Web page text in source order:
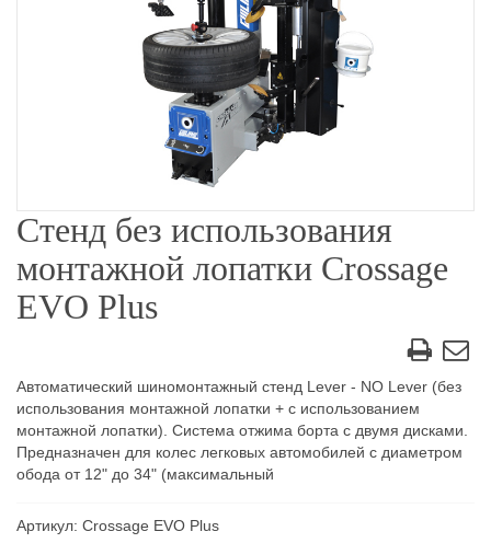
Стенд без использования
монтажной лопатки Crossage
EVO Plus
Автоматический шиномонтажный стенд Lever - NO Lever (без
использования монтажной лопатки + с использованием
монтажной лопатки). Система отжима борта с двумя дисками.
Предназначен для колес легковых автомобилей с диаметром
обода от 12" до 34" (максимальный
Артикул: Crossage EVO Plus